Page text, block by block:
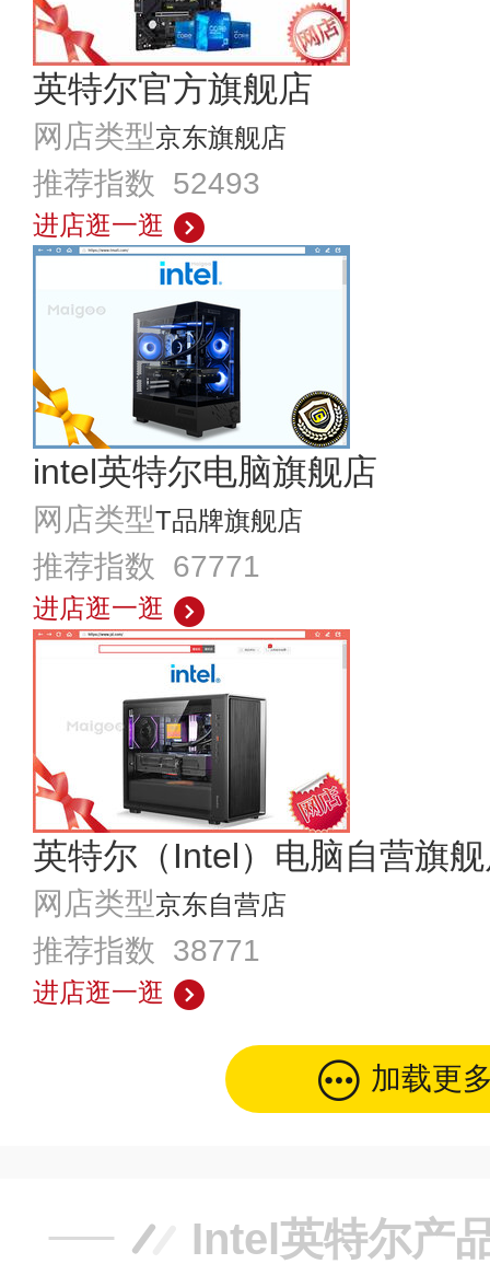
英特尔官方旗舰店
网店类型京东旗舰店
推荐指数 52493
进店逛一逛
intel英特尔电脑旗舰店
网店类型T品牌旗舰店
推荐指数 67771
进店逛一逛
英特尔（Intel）电脑自营旗
网店类型京东自营店
推荐指数 38771
进店逛一逛
加载更
Intel英特尔产